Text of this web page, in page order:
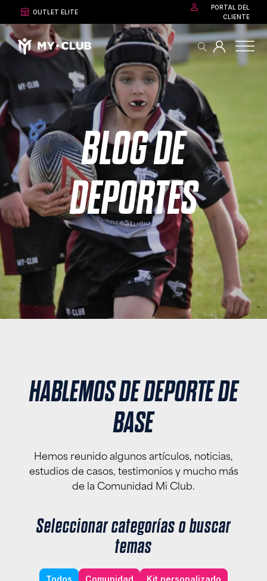
OUTLET ELITE
PORTAL DEL
CLIENTE
BLOG DE
DEPORTES
HABLEMOS DE DEPORTE DE
BASE
Hemos reunido algunos artículos, noticias,
estudios de casos, testimonios y mucho más
de la Comunidad Mi Club.
Seleccionar categorías o buscar
temas
Todos Comunidad Kit personalizado